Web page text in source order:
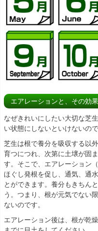
エアレーションと、その効果
なぜきれいにしたい大切な芝
い状態にしないといけないの
芝生は根で養分を吸収する以
育つにつれ、次第に土壌が固
す。そこで、エアレーション
ほぐし発根を促し、通気、通
とができます。養分もきちん
う。つまり、根が元気でない
ないのです。
エアレーション後は、根が乾